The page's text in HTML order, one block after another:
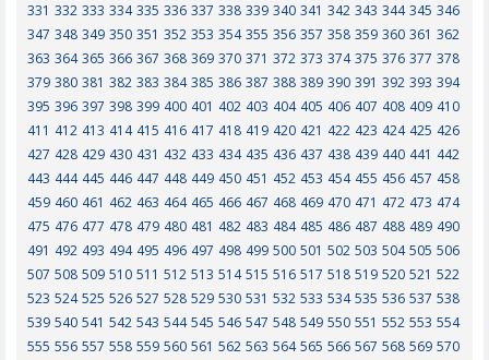
331 332 333 334 335 336 337 338 339 340 341 342 343 344 345 346
347 348 349 350 351 352 353 354 355 356 357 358 359 360 361 362
363 364 365 366 367 368 369 370 371 372 373 374 375 376 377 378
379 380 381 382 383 384 385 386 387 388 389 390 391 392 393 394
395 396 397 398 399 400 401 402 403 404 405 406 407 408 409 410
411 412 413 414 415 416 417 418 419 420 421 422 423 424 425 426
427 428 429 430 431 432 433 434 435 436 437 438 439 440 441 442
443 444 445 446 447 448 449 450 451 452 453 454 455 456 457 458
459 460 461 462 463 464 465 466 467 468 469 470 471 472 473 474
475 476 477 478 479 480 481 482 483 484 485 486 487 488 489 490
491 492 493 494 495 496 497 498 499 500 501 502 503 504 505 506
507 508 509 510 511 512 513 514 515 516 517 518 519 520 521 522
523 524 525 526 527 528 529 530 531 532 533 534 535 536 537 538
539 540 541 542 543 544 545 546 547 548 549 550 551 552 553 554
555 556 557 558 559 560 561 562 563 564 565 566 567 568 569 570